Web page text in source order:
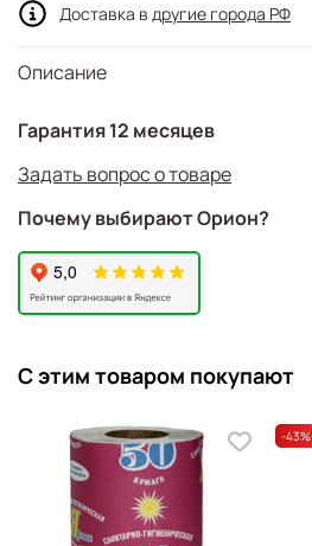
Описание
Гарантия 12 месяцев
Задать вопрос о товаре
Почему выбирают Орион?
Доставка в другие города РФ
С этим товаром покупают
-43%